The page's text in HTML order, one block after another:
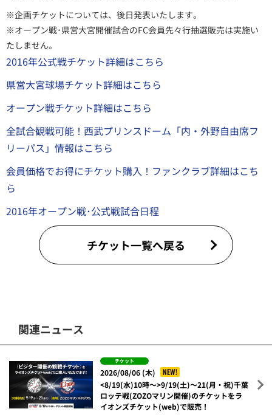
※企画チケットについては、後日発表いたします。
※オープン戦･県営大宮開催試合のFC会員先々行抽選販売は実施い
たしません。
2016年公式戦チケット詳細はこちら
県営大宮球場チケット詳細はこちら
オープン戦チケット詳細はこちら
全試合観戦可能！西武プリンスドーム「内・外野自由席フ
リーパス」情報はこちら
会員価格でお得にチケット購入！ファンクラブ詳細はこち
ら
2016年オープン戦･公式戦試合日程
チケット一覧へ戻る
関連ニュース
チケット
2026/08/06 (木)
NEW!
<8/19(水)10時～>9/19(土)～21(月・祝)千葉
ロッテ戦(ZOZOマリン開催)のチケットをラ
イオンズチケット(web)で販売！